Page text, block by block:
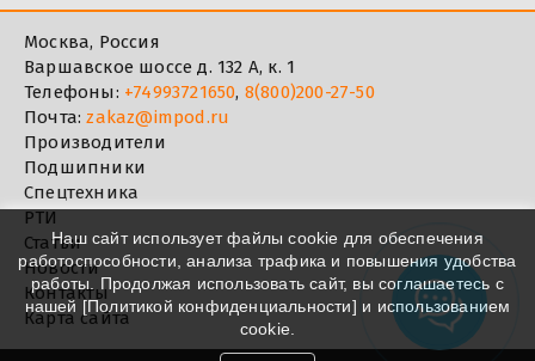
Москва, Россия
Варшавское шоссе д. 132 А, к. 1
Телефоны: +74993721650, 8(800)200-27-50
Почта:zakaz@impod.ru
Производители
Подшипники
Спецтехника
РТИ
Статьи
Новости
Контакты
Карта сайта
Наш сайт использует файлы cookie для обеспечения
работоспособности, анализа трафика и повышения удобства
работы. Продолжая использовать сайт, вы соглашаетесь с
нашей [Политикой конфиденциальности] и использованием
cookie.